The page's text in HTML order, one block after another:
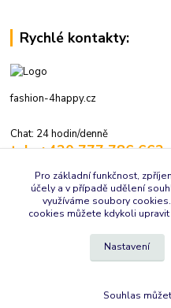
Rychlé kontakty:
fashion-4happy.cz
Chat: 24 hodin/denně
tel.: +420 777 786 662
info@fashion-4happy.cz
Pro základní funkčnost,
účely a v případě udělení
využíváme soubory
cookies můžete kdykoli
Nastavení
Souhlas